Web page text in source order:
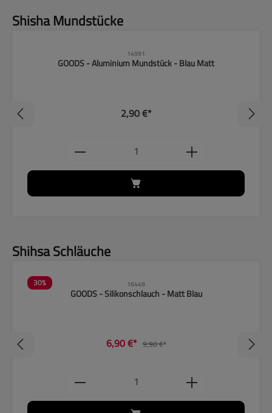
Produktgalerie überspringen
Shisha Mundstücke
Wert ein oder benutze die Schaltflächen,
14991
GOODS - Aluminium Mundstück - Blau Matt
2,90 €*
Produkt Anzahl: Gib den
Produktgalerie überspringen
Shihsa Schläuche
30% 16449
GOODS - Silikonschlauch - Matt Blau
6,90 €* 9,90 €*
Produkt Anzahl: Gib den